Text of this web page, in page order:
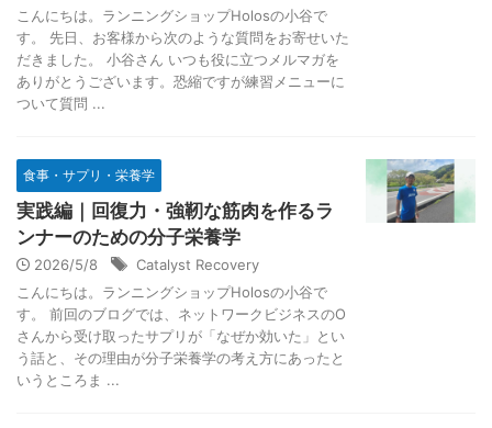
こんにちは。ランニングショップHolosの小谷で
す。 先日、お客様から次のような質問をお寄せいた
だきました。 小谷さん いつも役に立つメルマガを
ありがとうございます。恐縮ですが練習メニューに
ついて質問 ...
食事・サプリ・栄養学
実践編｜回復力・強靭な筋肉を作るラ
ンナーのための分子栄養学
2026/5/8
Catalyst Recovery
こんにちは。ランニングショップHolosの小谷で
す。 前回のブログでは、ネットワークビジネスのO
さんから受け取ったサプリが「なぜか効いた」とい
う話と、その理由が分子栄養学の考え方にあったと
いうところま ...